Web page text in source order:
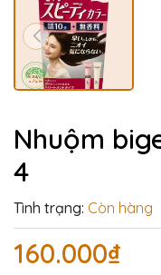
Nhuộm
4
Tình trạng: Còn hàng
160.000₫